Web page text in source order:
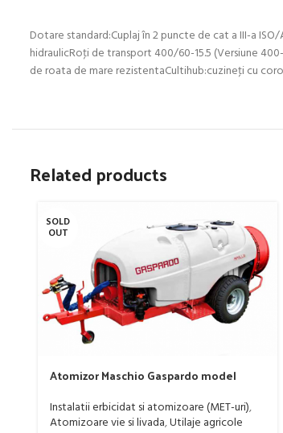
Dotare standard:Cuplaj în 2 puncte de cat a III-a
hidraulicRoţi de transport 400/60-15.5 (Versiune
de roata de mare rezistentaCultihub:cuzineţi cu
Related products
SOLD
OUT
Atomizor Maschio Gaspardo model
Instalatii erbicidat si atomizoare (MET-uri),
Atomizoare vie si livada,Utilaje agricole